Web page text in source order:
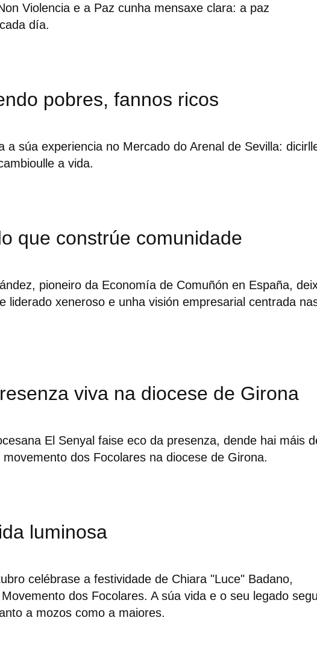
Violencia e a Paz cunha mensaxe clara: a paz
día.
pobres, fannos ricos
a súa experiencia no Mercado do Arenal de Sevilla:
a vida.
que constrúe comunidade
pioneiro da Economía de Comuñón en España,
liderado xeneroso e unha visión empresarial centrada
viva na diocese de Girona
El Senyal faise eco da presenza, dende hai máis
dos Focolares na diocese de Girona.
luminosa
celébrase a festividade de Chiara "Luce" Badano,
dos Focolares. A súa vida e o seu legado
a mozos como a maiores.